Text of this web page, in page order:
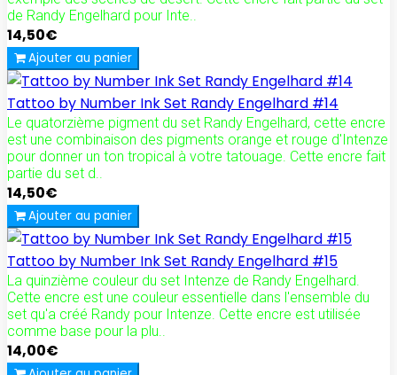
de Randy Engelhard pour Inte..
14,50€
Ajouter au panier
Tattoo by Number Ink Set Randy Engelhard #14
Le quatorzième pigment du set Randy Engelhard, cette encre
est une combinaison des pigments orange et rouge d'Intenze
pour donner un ton tropical à votre tatouage. Cette encre fait
partie du set d..
14,50€
Ajouter au panier
Tattoo by Number Ink Set Randy Engelhard #15
La quinzième couleur du set Intenze de Randy Engelhard.
Cette encre est une couleur essentielle dans l'ensemble du
set qu'a créé Randy pour Intenze. Cette encre est utilisée
comme base pour la plu..
14,00€